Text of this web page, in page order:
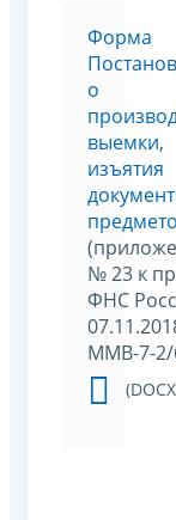
Форма
о
выемки,
изъятия
№ 23 к
ФНС
ММВ-7-2/